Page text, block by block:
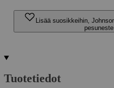
Lisää suosikkeihin,
Tuotetiedot